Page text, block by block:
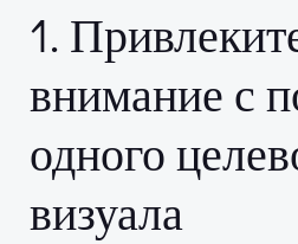
1.
внимание с
одного
визуала